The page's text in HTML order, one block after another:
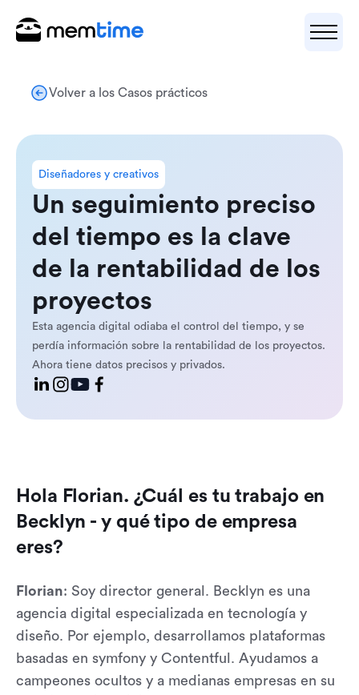
Volver a los Casos prácticos
Diseñadores y creativos
Un seguimiento preciso
del tiempo es la clave
de la rentabilidad de los
proyectos
Esta agencia digital odiaba el control del tiempo, y se
perdía información sobre la rentabilidad de los proyectos.
Ahora tiene datos precisos y privados.
Hola Florian. ¿Cuál es tu trabajo en
Becklyn - y qué tipo de empresa
eres?
Florian: Soy director general. Becklyn es una
agencia digital especializada en tecnología y
diseño. Por ejemplo, desarrollamos plataformas
basadas en symfony y Contentful. Ayudamos a
campeones ocultos y a medianas empresas en su